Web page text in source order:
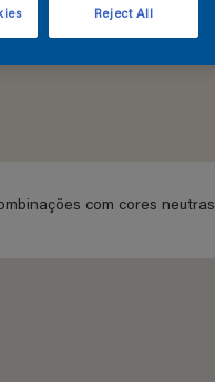
com cores neutras
Reject All